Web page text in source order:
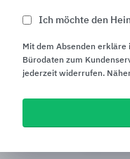
LVT
Gerflor
Ich möchte den
Mit dem Absenden
Bürodaten zum
jederzeit widerrufen.